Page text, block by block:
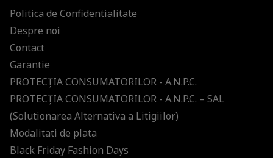
Politica de Confidentialitate
Despre noi
Contact
Garantie
PROTECŢIA CONSUMATORILOR - A.N.P.C.
PROTECŢIA CONSUMATORILOR - A.N.P.C. – SAL
(Solutionarea Alternativa a Litigiilor)
Modalitati de plata
Black Friday Fashion Days